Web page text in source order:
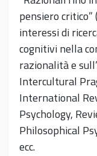
pensiero
interessi di
cognitivi nella
razionalità e
Intercultural
International
Psychology,
Philosophical
ecc.